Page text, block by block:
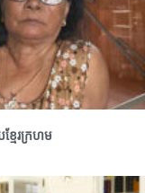
មែរក្រហម